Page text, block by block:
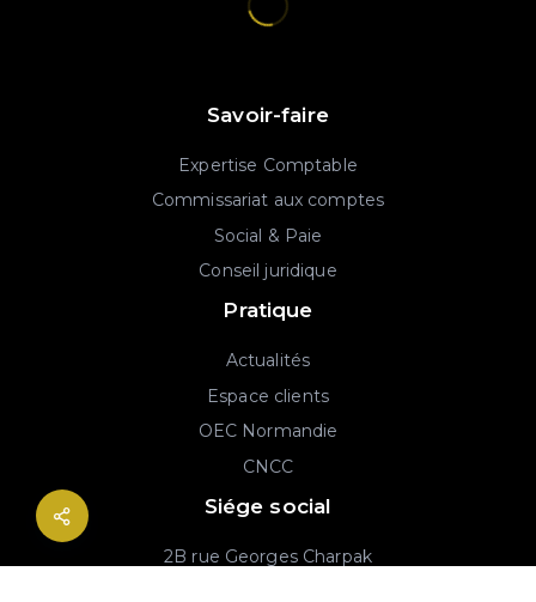
Savoir-faire
Expertise Comptable
Commissariat aux comptes
Social & Paie
Conseil juridique
Pratique
Actualités
Espace clients
OEC Normandie
CNCC
Siége social
2B rue Georges Charpak